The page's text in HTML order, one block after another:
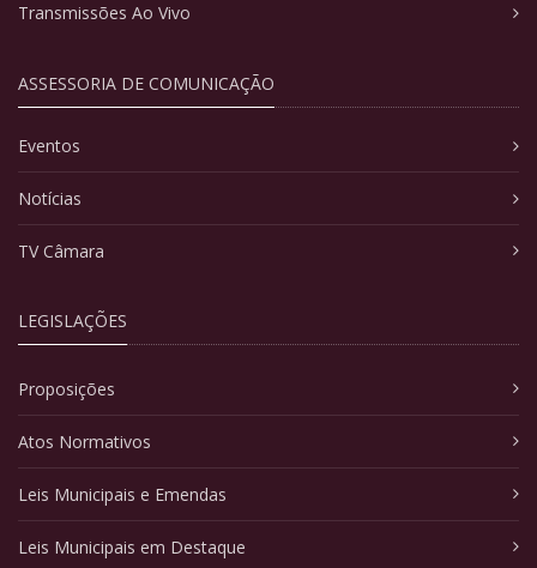
Transmissões Ao Vivo
ASSESSORIA DE COMUNICAÇÃO
Eventos
Notícias
TV Câmara
LEGISLAÇÕES
Proposições
Atos Normativos
Leis Municipais e Emendas
Leis Municipais em Destaque